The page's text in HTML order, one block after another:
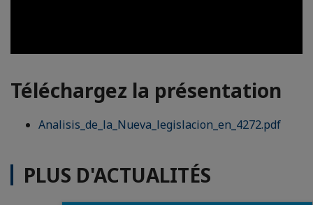
Téléchargez la présentation
Analisis_de_la_Nueva_legislacion_en_4272.pdf
PLUS D'ACTUALITÉS